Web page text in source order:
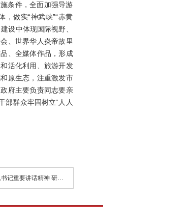
条件，全面加强导游
做实“神武峡”“赤黄
设中体现国际视野、
、世界华人炎帝故里
、全媒体作品，形成
活化利用、旅游开发
原生态，注重激发市
府主要负责同志要亲
部群众牢固树立“人人
下一篇：深入学习贯彻习近平总书记重要讲话精神 研究部署中央巡视反馈意见整改落实工作